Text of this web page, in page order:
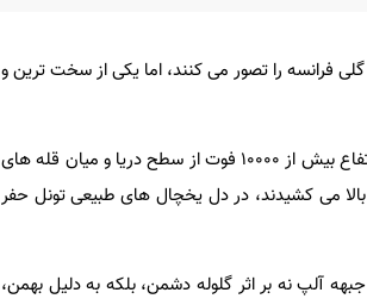
فرانسه را تصور می کنند، اما یکی از سخت ترین و
این نبرد که با نام «جنگ سفید» شناخته می شود، سربازان را وادار کرد در ارتفاع بیش از 10000 فوت از سطح دریا و میان قله های
بالا می کشیدند، در دل یخچال های طبیعی تونل حفر
آلپ نه بر اثر گلوله دشمن، بلکه به دلیل بهمن،